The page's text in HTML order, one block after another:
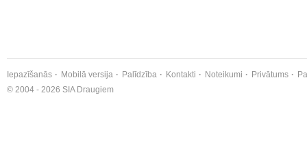
Iepazīšanās Mobilā versija Palīdzība Kontakti Noteikumi Privātums
© 2004 - 2026 SIA Draugiem